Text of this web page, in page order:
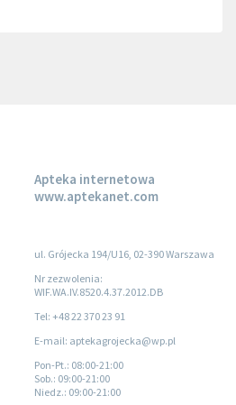
Apteka internetowa
www.aptekanet.com
ul. Grójecka 194/U16, 02-390 Warszawa
Nr zezwolenia:
WIF.WA.IV.8520.4.37.2012.DB
Tel: +48 22 370 23 91
E-mail: aptekagrojecka@wp.pl
Pon-Pt.: 08:00-21:00
Sob.: 09:00-21:00
Niedz.: 09:00-21:00